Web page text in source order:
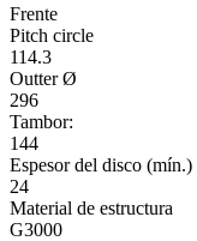
Frente
Pitch circle
114.3
Outter Ø
296
Tambor:
144
Espesor del disco (mín.)
24
Material de estructura
G3000